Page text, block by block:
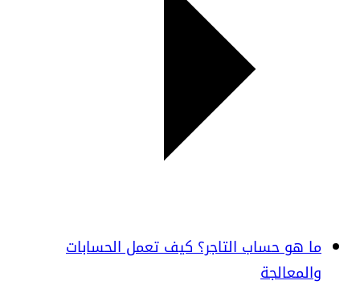
ما هو حساب التاجر؟ كيف تعمل الحسابات
والمعالجة